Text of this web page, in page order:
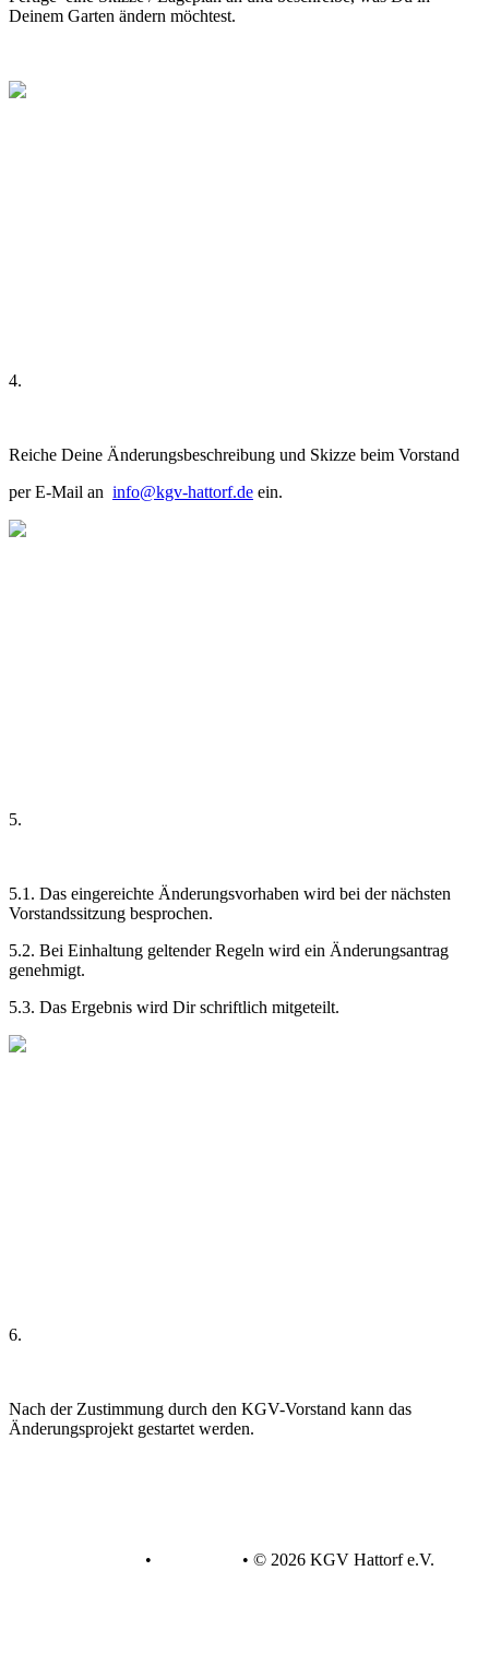
Deinem Garten ändern möchtest.
4.
Reiche Deine Änderungsbeschreibung und Skizze beim Vorstand
per E-Mail an info@kgv-hattorf.de ein.
5.
5.1. Das eingereichte Änderungsvorhaben wird bei der nächsten
Vorstandssitzung besprochen.
5.2. Bei Einhaltung geltender Regeln wird ein Änderungsantrag
genehmigt.
5.3. Das Ergebnis wird Dir schriftlich mitgeteilt.
6.
Nach der Zustimmung durch den KGV-Vorstand kann das
Änderungsprojekt gestartet werden.
• • © 2026 KGV Hattorf e.V.